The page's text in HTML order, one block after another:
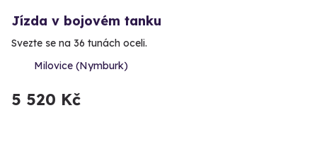
Jízda v bojovém tanku
Svezte se na 36 tunách oceli.
Milovice (Nymburk)
5 520 Kč